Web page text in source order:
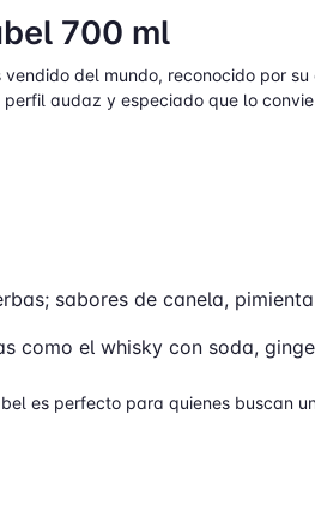
700 ml
vendido del mundo, reconocido por
audaz y especiado que lo
sabores de canela,
como el whisky con soda,
es perfecto para quienes buscan